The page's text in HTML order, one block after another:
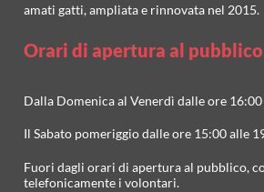
amati gatti, ampliata e rinnovata nel 2015.
Orari di apertura al pubblico
Dalla Domenica al Venerdì dalle ore
Il Sabato pomeriggio dalle ore 15:00 alle
Fuori dagli orari di apertura al pubblico,
telefonicamente i volontari.